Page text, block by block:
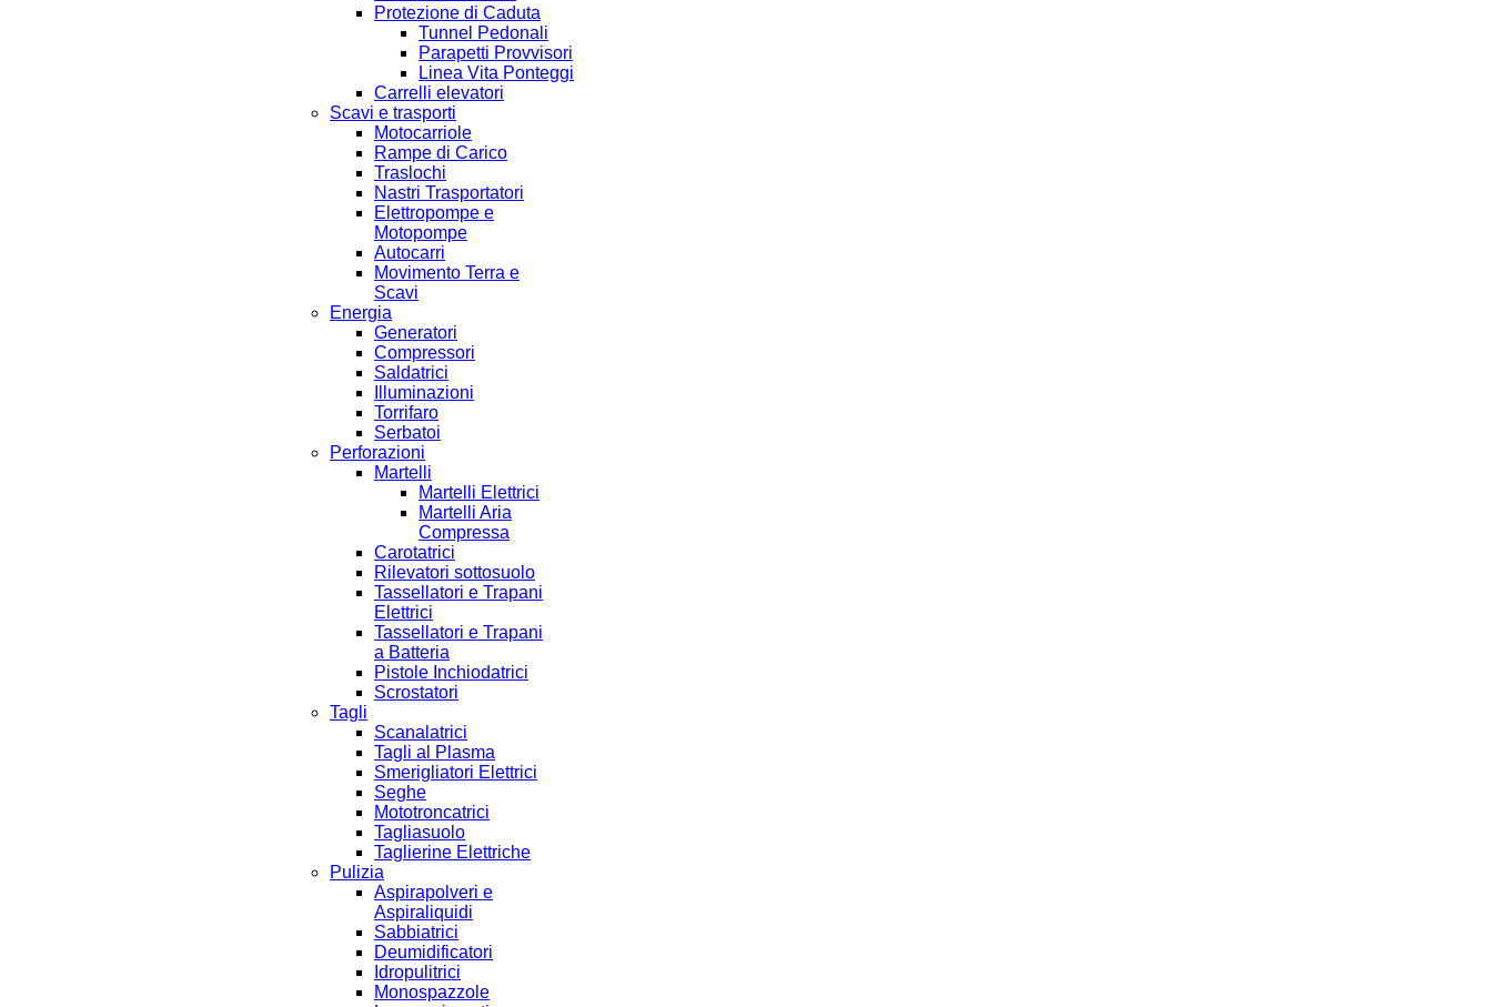
Protezione di Caduta
Tunnel Pedonali
Parapetti Provvisori
Linea Vita Ponteggi
Carrelli elevatori
Scavi e trasporti
Motocarriole
Rampe di Carico
Traslochi
Nastri Trasportatori
Elettropompe e
Motopompe
Autocarri
Movimento Terra e
Scavi
Energia
Generatori
Compressori
Saldatrici
Illuminazioni
Torrifaro
Serbatoi
Perforazioni
Martelli
Martelli Elettrici
Martelli Aria
Compressa
Carotatrici
Rilevatori sottosuolo
Tassellatori e Trapani
Elettrici
Tassellatori e Trapani
a Batteria
Pistole Inchiodatrici
Scrostatori
Tagli
Scanalatrici
Tagli al Plasma
Smerigliatori Elettrici
Seghe
Mototroncatrici
Tagliasuolo
Taglierine Elettriche
Pulizia
Aspirapolveri e
Aspiraliquidi
Sabbiatrici
Deumidificatori
Idropulitrici
Monospazzole